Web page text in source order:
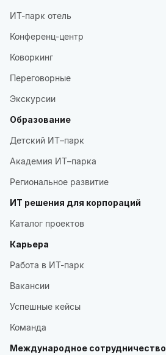
ИТ-парк отель
Конференц-центр
Коворкинг
Переговорные
Экскурсии
Образование
Детский ИТ–парк
Академия ИТ–парка
Региональное развитие
ИТ решения для корпораций
Каталог проектов
Карьера
Работа в ИТ-парк
Вакансии
Успешные кейсы
Команда
Международное сотрудничество